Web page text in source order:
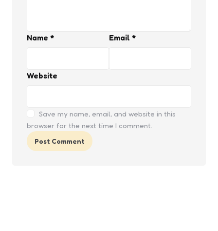
Name * Email *
Website
Save my name, email, and website in this
browser for the next time I comment.